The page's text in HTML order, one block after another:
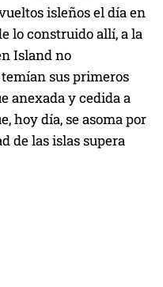
isleños el día en
lo construido allí, a la
Island no
sus primeros
anexada y cedida a
hoy día, se asoma por
de las islas supera